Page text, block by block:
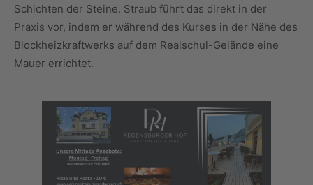
Schichten der Steine. Straub führt das direkt in der
Praxis vor, indem er während des Kurses in der Nähe des
Blockheizkraftwerks auf dem Realschul-Gelände eine
Mauer errichtet.